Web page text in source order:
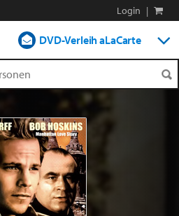
Login |
DVD-Verleih aLaCarte
Streamen
Shop
Blog